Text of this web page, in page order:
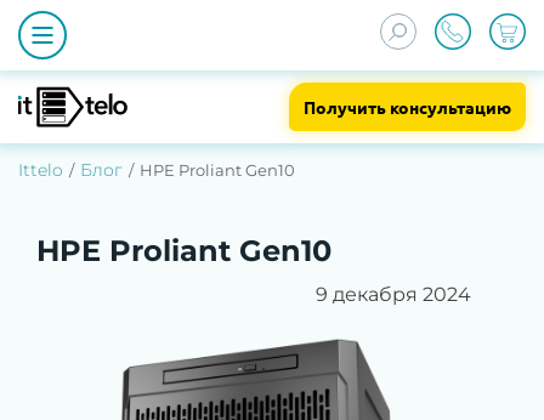
Получить консультацию
Ittelo Блог HPE Proliant Gen10
HPE Proliant Gen10
9 декабря 2024